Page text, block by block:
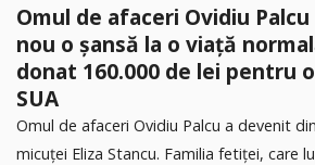
Omul de afaceri Ovidiu
nou o șansă la o viață
donat 160.000 de lei pentru
SUA
Omul de afaceri Ovidiu Palcu a devenit
micuței Eliza Stancu. Familia fetiței, care